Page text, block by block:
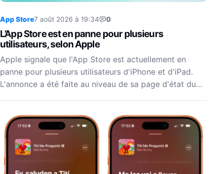
App Store7 août 2026 à 19:34 0
L’App Store est en panne pour plusieurs
utilisateurs, selon Apple
Apple signale que l'App Store est actuellement en
panne pour plusieurs utilisateurs d'iPhone et d'iPad.
L'annonce a été faite au niveau de sa page d'état du…